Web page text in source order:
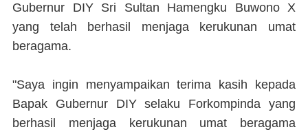
Gubernur DIY Sri Sultan Hamengku Buwono X
yang telah berhasil menjaga kerukunan umat
beragama.
"Saya ingin menyampaikan terima kasih kepada
Bapak Gubernur DIY selaku Forkompinda yang
berhasil menjaga kerukunan umat beragama